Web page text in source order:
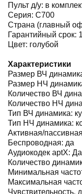
Пульт д/у: в
Серия: C700
Страна (главный
Гарантийный срок:
Цвет: голубой
Характеристики
Размер ВЧ
Размер НЧ
Количество ВЧ
Количество НЧ
Тип ВЧ динамика:
Тип НЧ динамика:
Активная/
Беспроводная: да
Аудиокодек aptX: Да
Количество
Минимальная
Максимальная
Чувствительность,